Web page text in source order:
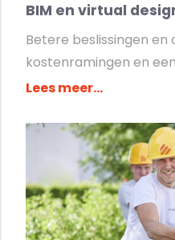
BIM en virtual
Betere beslissingen
kostenramingen en
Lees meer...